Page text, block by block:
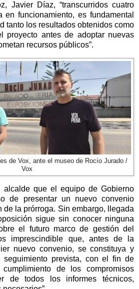
Javier Díaz, “transcurridos cuatro
funcionamiento, es fundamental
tanto los resultados obtenidos como
proyecto antes de adoptar nuevas
recursos públicos”.
de Vox, ante el museo de Rocío Jurado /
Vox
alcalde que el equipo de Gobierno
de presentar un nuevo convenio
de la prórroga. Sin embargo, llegada
sigue sin conocer ninguna
el futuro marco de gestión del
imprescindible que, antes de la
nuevo convenio, se constituya y
prevista, con el fin de
de los compromisos
de todos los informes técnicos,